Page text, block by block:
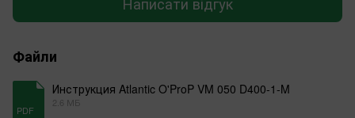
Файли
PDF
Инструкция Atlantic O'ProP VM 050 D400-1-M
2.6 МБ